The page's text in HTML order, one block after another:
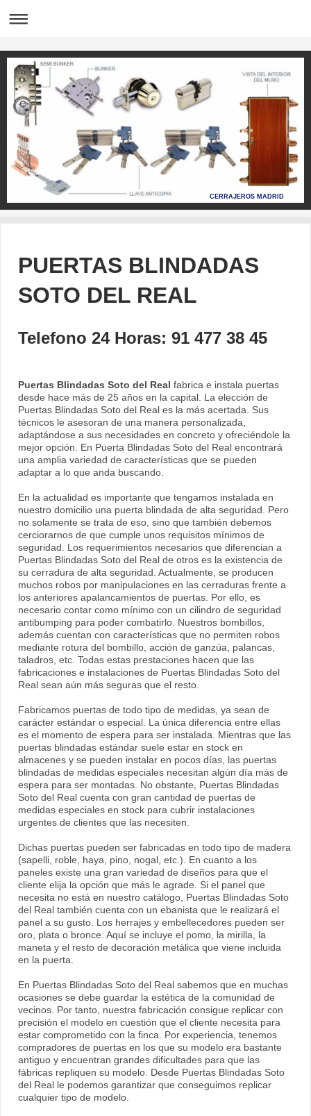
CERRAJEROS MADRID
PUERTAS BLINDADAS
SOTO DEL REAL
Telefono 24 Horas: 91 477 38 45
Puertas Blindadas Soto del Real fabrica e instala puertas
desde hace más de 25 años en la capital. La elección de
Puertas Blindadas Soto del Real es la más acertada. Sus
técnicos le asesoran de una manera personalizada,
adaptándose a sus necesidades en concreto y ofreciéndole la
mejor opción. En Puerta Blindadas Soto del Real encontrará
una amplia variedad de características que se pueden
adaptar a lo que anda buscando.
En la actualidad es importante que tengamos instalada en
nuestro domicilio una puerta blindada de alta seguridad. Pero
no solamente se trata de eso, sino que también debemos
cerciorarnos de que cumple unos requisitos mínimos de
seguridad. Los requerimientos necesarios que diferencian a
Puertas Blindadas Soto del Real de otros es la existencia de
su cerradura de alta seguridad. Actualmente, se producen
muchos robos por manipulaciones en las cerraduras frente a
los anteriores apalancamientos de puertas. Por ello, es
necesario contar como mínimo con un cilindro de seguridad
antibumping para poder combatirlo. Nuestros bombillos,
además cuentan con características que no permiten robos
mediante rotura del bombillo, acción de ganzúa, palancas,
taladros, etc. Todas estas prestaciones hacen que las
fabricaciones e instalaciones de Puertas Blindadas Soto del
Real sean aún más seguras que el resto.
Fabricamos puertas de todo tipo de medidas, ya sean de
carácter estándar o especial. La única diferencia entre ellas
es el momento de espera para ser instalada. Mientras que las
puertas blindadas estándar suele estar en stock en
almacenes y se pueden instalar en pocos días, las puertas
blindadas de medidas especiales necesitan algún día más de
espera para ser montadas. No obstante, Puertas Blindadas
Soto del Real cuenta con gran cantidad de puertas de
medidas especiales en stock para cubrir instalaciones
urgentes de clientes que las necesiten.
Dichas puertas pueden ser fabricadas en todo tipo de madera
(sapelli, roble, haya, pino, nogal, etc.). En cuanto a los
paneles existe una gran variedad de diseños para que el
cliente elija la opción que más le agrade. Si el panel que
necesita no está en nuestro catálogo, Puertas Blindadas Soto
del Real también cuenta con un ebanista que le realizará el
panel a su gusto. Los herrajes y embellecedores pueden ser
oro, plata o bronce. Aquí se incluye el pomo, la mirilla, la
maneta y el resto de decoración metálica que viene incluida
en la puerta.
En Puertas Blindadas Soto del Real sabemos que en muchas
ocasiones se debe guardar la estética de la comunidad de
vecinos. Por tanto, nuestra fabricación consigue replicar con
precisión el modelo en cuestión que el cliente necesita para
estar comprometido con la finca. Por experiencia, tenemos
compradores de puertas en los que su modelo era bastante
antiguo y encuentran grandes dificultades para que las
fábricas repliquen su modelo. Desde Puertas Blindadas Soto
del Real le podemos garantizar que conseguimos replicar
cualquier tipo de modelo.